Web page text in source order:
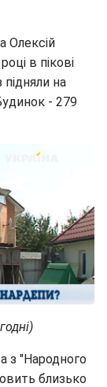
Олексій
в пікові
підняли на
- 279
з "Народного
близько